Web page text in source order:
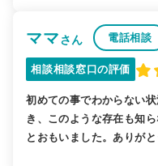
ママさん 電話相談
相談相談窓口の評価
初めての事でわからない
き、このような存在も知
とおもいました。ありがと